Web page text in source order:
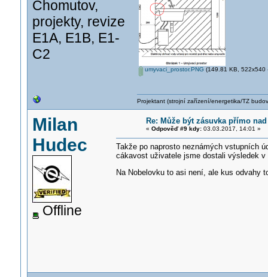
Chomutov,
projekty, revize
E1A, E1B, E1-
C2
umyvaci_prostor.PNG (149.81 KB, 522x540
Projektant (strojní zařízení/energetika/TZ
Milan
Hudec
Offline
Re: Může být zásuvka přímo
« Odpověď #9 kdy:03.03.2017, 14:01 »
Takže po naprosto neznámých vstupních
cákavost uživatele jsme dostali výsledek v
Na Nobelovku to asi není, ale kus odvahy